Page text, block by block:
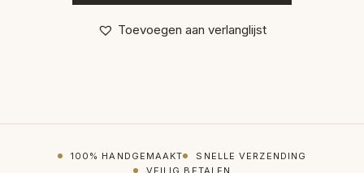
Toevoegen aan verlanglijst
100% HANDGEMAAKT
SNELLE VERZENDING
VEILIG BETALEN